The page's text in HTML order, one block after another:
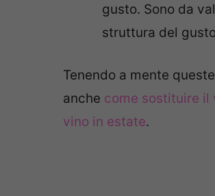
gusto. Sono da
struttura del
Tenendo a mente
anche come sostituire il
vino in estate.